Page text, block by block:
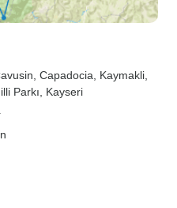
, Capadocia , Kaymakli
Parkı , Kayseri